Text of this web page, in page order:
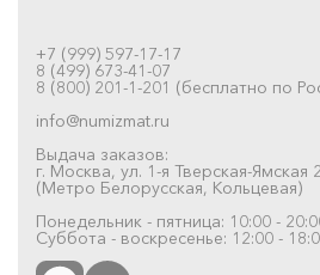
+7 (999) 597-17-17
8 (499) 673-41-07
8 (800) 201-1-201 (бесплатно по
info@numizmat.ru
Выдача заказов:
г. Москва, ул. 1-я Тверская-Ямская
(Метро Белорусская, Кольцевая)
Понедельник - пятница: 10:00 -
Суббота - воскресенье: 12:00 -